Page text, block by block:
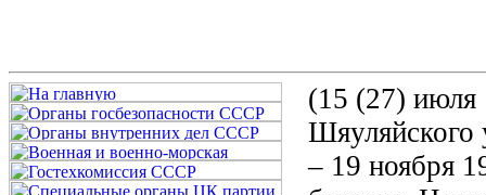
(15 (27) июля
Шяуляйского
– 19 ноября